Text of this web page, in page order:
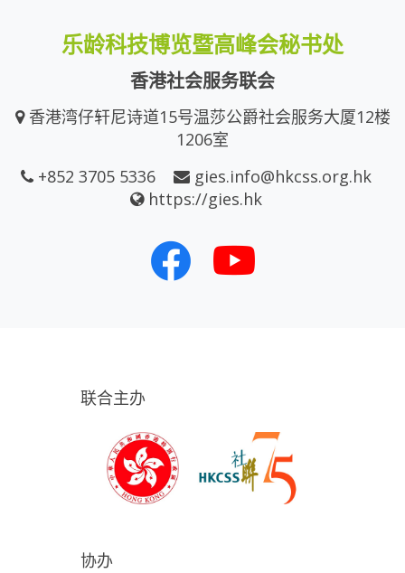
乐龄科技博览暨高峰会秘书处
香港社会服务联会
香港湾仔轩尼诗道15号温莎公爵社会服务大厦12楼
1206室
+852 3705 5336
gies.info@hkcss.org.hk
https://gies.hk
联合主办
协办